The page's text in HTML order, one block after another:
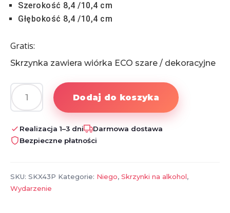
Szerokość 8,4 /10,4 cm
Głębokość 8,4 /10,4 cm
Gratis:
Skrzynka zawiera wiórka ECO szare / dekoracyjne
ilość
Skrzynka
na
alkohol
Dodaj do koszyka
Realizacja 1–3 dni
Darmowa dostawa
Bezpieczne płatności
SKU: SKX43P Kategorie: Niego, Skrzynki na alkohol,
Wydarzenie